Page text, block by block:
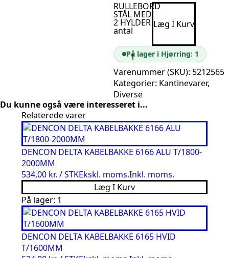
RULLEBORD
STÅL MED
2 HYLDER
antal
Læg I Kurv
På lager i Hjørring: 1
Varenummer (SKU): 5212565
Kategorier: Kantinevarer,
Diverse
Du kunne også være interesseret i...
Relaterede varer
DENCON DELTA KABELBAKKE 6166 ALU T/1800-
2000MM
534,00 kr. / STKEkskl. moms.Inkl. moms.
Læg I Kurv
På lager: 1
DENCON DELTA KABELBAKKE 6165 HVID
T/1600MM